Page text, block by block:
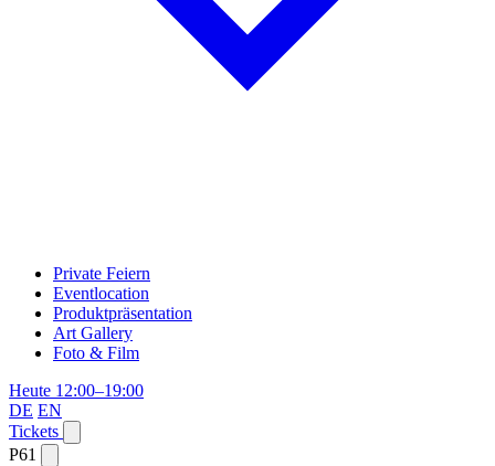
Private Feiern
Eventlocation
Produktpräsentation
Art Gallery
Foto & Film
Heute 12:00–19:00
DE EN
Tickets
P61